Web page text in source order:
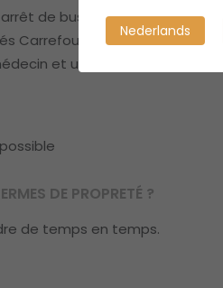
de bus à 5 minutes, les
Carrefour, Delhaize et Okay
et une pharmacie sont
DE PROPRETÉ ?
de temps en temps.
Nederlands